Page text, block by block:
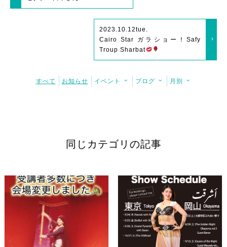
2023.10.12tue.
Cairo Star ガラショー！Safy
Troup Sharbat
すべて お知らせ イベント ブログ 月別
同じカテゴリの記事